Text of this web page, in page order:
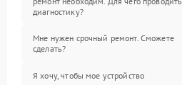
диагностику?
Мне нужен срочный ремонт. Сможете
сделать?
Я хочу, чтобы мое устройство